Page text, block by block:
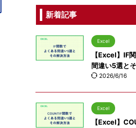
新着記事
Excel
【Excel】IF
間違い5選と
2026/6/16
Excel
【Excel】